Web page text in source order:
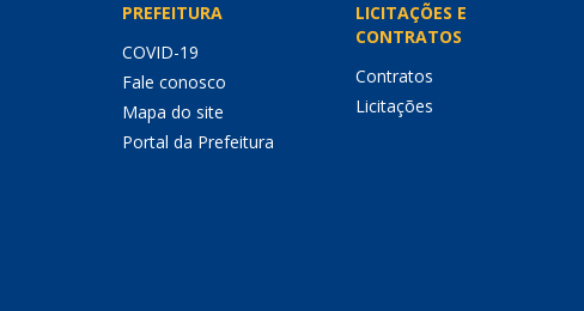
PREFEITURA
COVID-19
Fale conosco
Mapa do site
Portal da Prefeitura
LICITAÇÕES E
CONTRATOS
Contratos
Licitações